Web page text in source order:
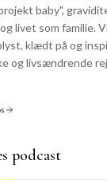
baby",
livet som familie.
klædt på og
og livsændrende
podcast